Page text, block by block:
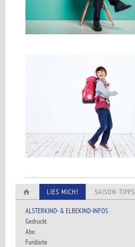
LIES MICH! SAISON-TIPPS
ALSTERKIND- & ELBEKIND-INFOS
Gedruckt
Abo
Fundorte